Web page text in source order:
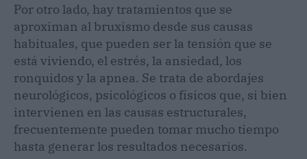
Por otro lado, hay tratamientos que se
aproximan al bruxismo desde sus causas
habituales, que pueden ser la tensión que se
está viviendo, el estrés, la ansiedad, los
ronquidos y la apnea. Se trata de abordajes
neurológicos, psicológicos o físicos que, si bien
intervienen en las causas estructurales,
frecuentemente pueden tomar mucho tiempo
hasta generar los resultados necesarios.